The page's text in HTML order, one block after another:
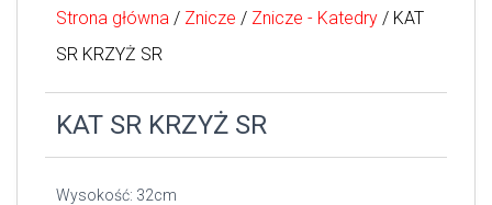
Strona główna / Znicze / Znicze - Katedry / KAT
SR KRZYŻ SR
KAT SR KRZYŻ SR
Wysokość: 32cm